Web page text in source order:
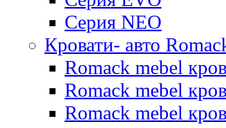
Серия NEO
Кровати- авто
Romack mebel
Romack mebel
Romack mebel